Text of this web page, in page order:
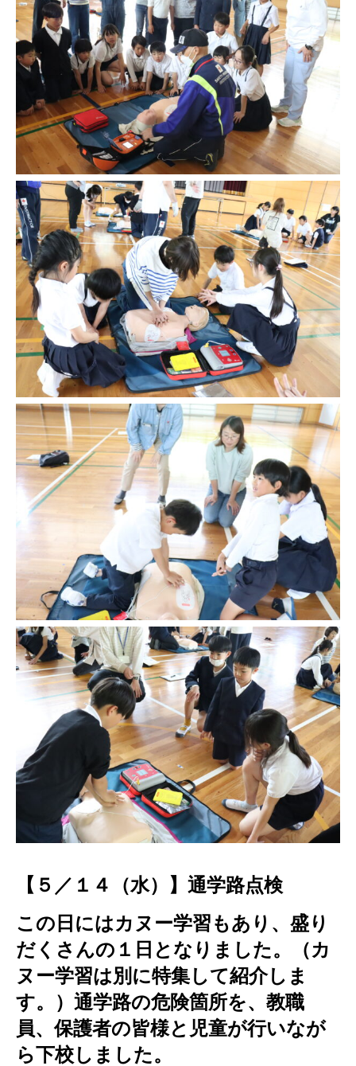
【５／１４（水）】通学路点検
この日にはカヌー学習もあり、盛り
だくさんの１日となりました。（カ
ヌー学習は別に特集して紹介しま
す。）通学路の危険箇所を、教職
員、保護者の皆様と児童が行いなが
ら下校しました。